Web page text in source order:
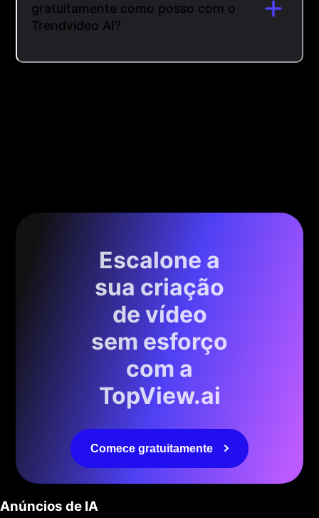
gratuitamente como posso com o
Trendvideo AI?
Escalone a
sua criação
de vídeo
sem esforço
com a
TopView.ai
Comece gratuitamente
Anúncios de IA